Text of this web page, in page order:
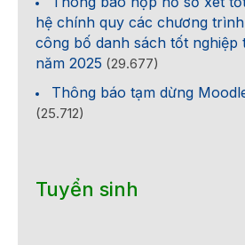
hệ chính quy các chương
công bố danh sách tốt nghiệp
năm 2025 (29.677)
Thông báo tạm dừng
(25.712)
Tuyển sinh